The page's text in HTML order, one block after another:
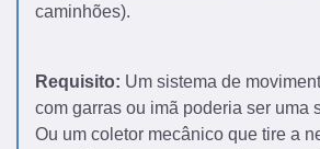
caminhões).
Requisito: Um sistema de
com garras ou imã poderia ser uma
Ou um coletor mecânico que tire a